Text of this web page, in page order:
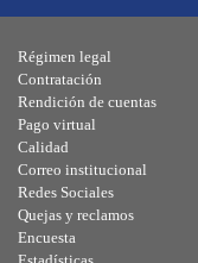
Régimen legal
Contratación
Rendición de cuentas
Pago virtual
Calidad
Correo institucional
Redes Sociales
Quejas y reclamos
Encuesta